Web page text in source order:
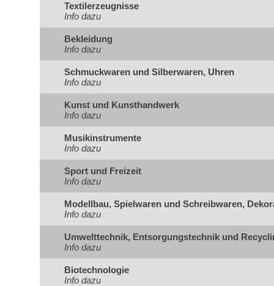
Textilerzeugnisse
Info dazu
Bekleidung
Info dazu
Schmuckwaren und Silberwaren, Uhren
Info dazu
Kunst und Kunsthandwerk
Info dazu
Musikinstrumente
Info dazu
Sport und Freizeit
Info dazu
Modellbau, Spielwaren und Schreibwaren,
Info dazu
Umwelttechnik, Entsorgungstechnik und
Info dazu
Biotechnologie
Info dazu